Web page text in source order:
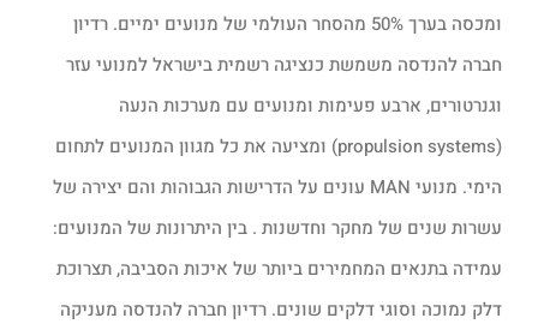
ומכסה בערך 50% מהסחר העולמי של מנועים ימיים. רדיון
חברה להנדסה משמשת כנציגה רשמית בישראל למנועי עזר
וגנרטורים, ארבע פעימות ומנועים עם מערכות הנעה
(propulsion systems) ומציעה את כל מגוון המנועים לתחום
הימי. מנועי MAN עונים על הדרישות הגבוהות והם יצירה של
עשרות שנים של מחקר וחדשנות . בין היתרונות של המנועים:
עמידה בתנאים המחמירים ביותר של איכות הסביבה, תצרוכת
דלק נמוכה וסוגי דלקים שונים. רדיון חברה להנדסה מעניקה